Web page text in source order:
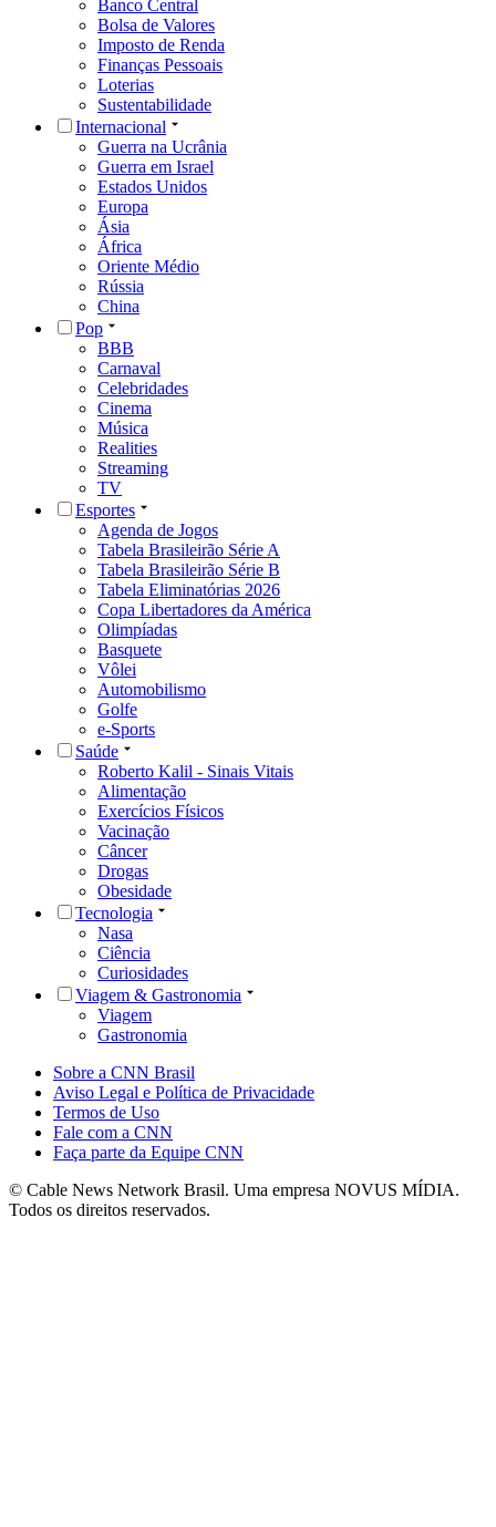
Banco Central
Bolsa de Valores
Imposto de Renda
Finanças Pessoais
Loterias
Sustentabilidade
Internacional
Guerra na Ucrânia
Guerra em Israel
Estados Unidos
Europa
Ásia
África
Oriente Médio
Rússia
China
Pop
BBB
Carnaval
Celebridades
Cinema
Música
Realities
Streaming
TV
Esportes
Agenda de Jogos
Tabela Brasileirão Série A
Tabela Brasileirão Série B
Tabela Eliminatórias 2026
Copa Libertadores da América
Olimpíadas
Basquete
Vôlei
Automobilismo
Golfe
e-Sports
Saúde
Roberto Kalil - Sinais Vitais
Alimentação
Exercícios Físicos
Vacinação
Câncer
Drogas
Obesidade
Tecnologia
Nasa
Ciência
Curiosidades
Viagem & Gastronomia
Viagem
Gastronomia
Sobre a CNN Brasil
Aviso Legal e Política de Privacidade
Termos de Uso
Fale com a CNN
Faça parte da Equipe CNN
© Cable News Network Brasil. Uma empresa NOVUS MÍDIA.
Todos os direitos reservados.